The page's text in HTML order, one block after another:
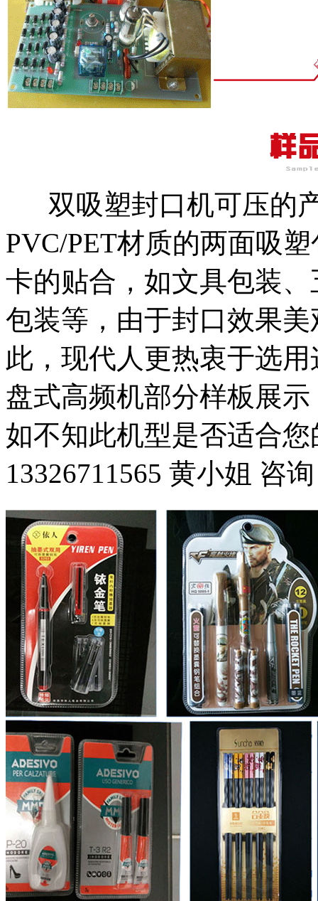
双吸塑封口机可压的
PVC/PET材质的两面吸
卡的贴合，如文具包装
包装等，由于封口效果
此，现代人更热衷于选
盘式高频机部分样板展
如不知此机型是否适合
13326711565 黄小姐 咨